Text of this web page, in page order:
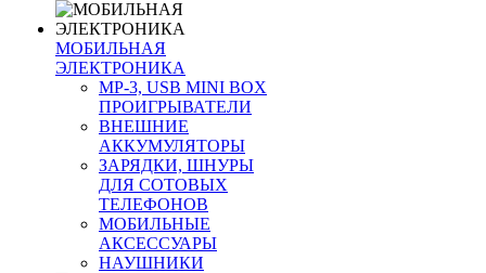
МОБИЛЬНАЯ
ЭЛЕКТРОНИКА
MP-3, USB MINI BOX
ПРОИГРЫВАТЕЛИ
ВНЕШНИЕ
АККУМУЛЯТОРЫ
ЗАРЯДКИ, ШНУРЫ
ДЛЯ СОТОВЫХ
ТЕЛЕФОНОВ
МОБИЛЬНЫЕ
АКСЕССУАРЫ
НАУШНИКИ